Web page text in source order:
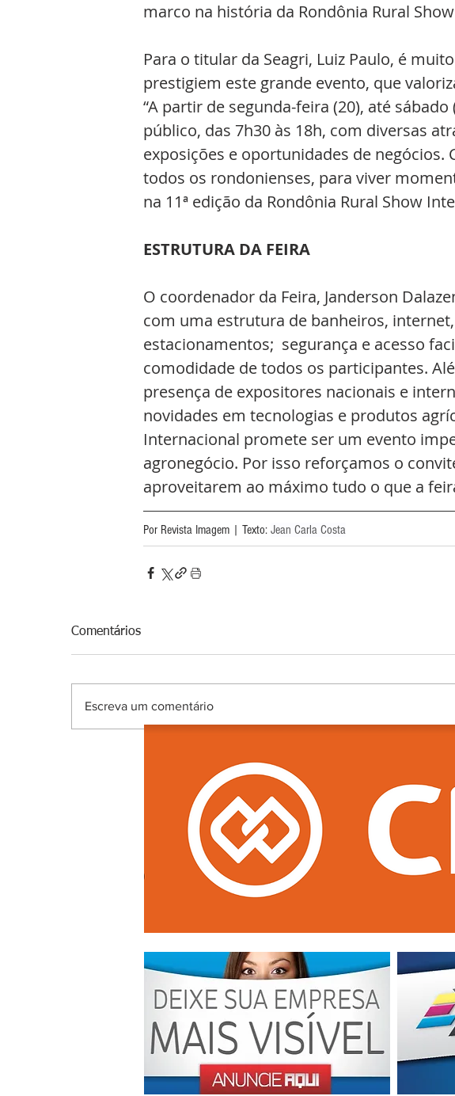
marco na história da Rondônia Rural
Para o titular da Seagri, Luiz Paulo, é
prestigiem este grande evento, que
“A partir de segunda-feira (20), até
público, das 7h30 às 18h, com diversas
exposições e oportunidades de
todos os rondonienses, para viver
na 11ª edição da Rondônia Rural Show
ESTRUTURA DA FEIRA
O coordenador da Feira, Janderson
com uma estrutura de banheiros,
estacionamentos;  segurança e acesso
comodidade de todos os participantes.
presença de expositores nacionais e
novidades em tecnologias e produtos
Internacional promete ser um evento
agronegócio. Por isso reforçamos o
aproveitarem ao máximo tudo o que a
Por Revista Imagem | Texto: Jean Carla Costa
Comentários
Escreva um comentário